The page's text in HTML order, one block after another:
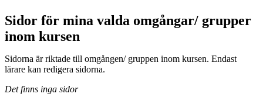
Sidor för mina valda omgångar/ grupper
inom kursen
Sidorna är riktade till omgången/ gruppen inom kursen. Endast
lärare kan redigera sidorna.
Det finns inga sidor